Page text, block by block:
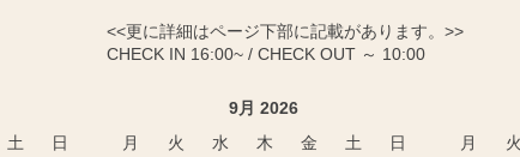
<<更に詳細はページ下部に記載があります。>>
CHECK IN 16:00~ / CHECK OUT ～ 10:00
土
日
9月 2026
月
火 水 木 金 土
日
月
火